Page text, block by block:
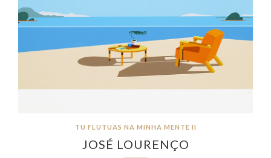
TU FLUTUAS NA MINHA MENTE II
JOSÉ LOURENÇO